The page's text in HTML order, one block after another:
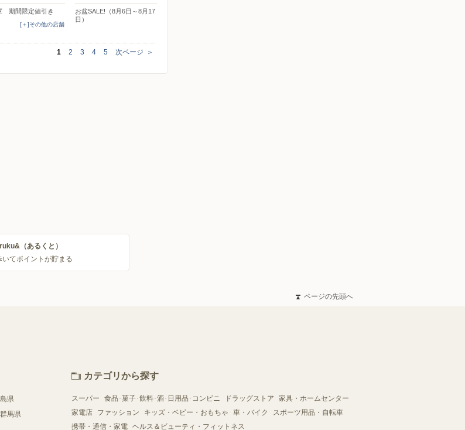
期間限定値引き
[＋]その他の店舗
お盆SALE!（8月6日～8月17
日）
1 2 3 4 5 次ページ ＞
（あるくと）
いてポイントが貯まる
ページの先頭へ
県
群馬県
カテゴリから探す
スーパー 食品･菓子･飲料･酒･日用品･コンビニ ドラッグストア
家具・ホームセンター
家電店
ファッション キッズ・ベビー・おもちゃ 車・バイク
スポーツ用品・自転車
携帯・通信・家電 ヘルス＆ビューティ・フィットネス